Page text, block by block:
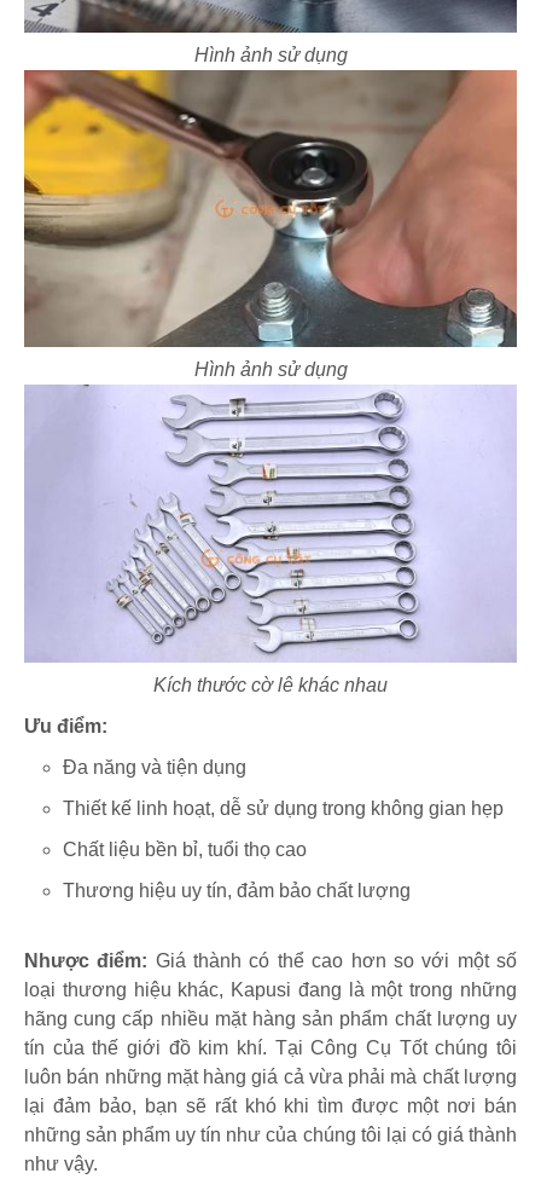
Hình ảnh sử dụng
Hình ảnh sử dụng
Kích thước cờ lê khác nhau
Ưu điểm:
Đa năng và tiện dụng
Thiết kế linh hoạt, dễ sử dụng trong không gian hẹp
Chất liệu bền bỉ, tuổi thọ cao
Thương hiệu uy tín, đảm bảo chất lượng
Nhược điểm: Giá thành có thể cao hơn so với một số
loại thương hiệu khác, Kapusi đang là một trong những
hãng cung cấp nhiều mặt hàng sản phẩm chất lượng uy
tín của thế giới đồ kim khí. Tại Công Cụ Tốt chúng tôi
luôn bán những mặt hàng giá cả vừa phải mà chất lượng
lại đảm bảo, bạn sẽ rất khó khi tìm được một nơi bán
những sản phẩm uy tín như của chúng tôi lại có giá thành
như vậy.